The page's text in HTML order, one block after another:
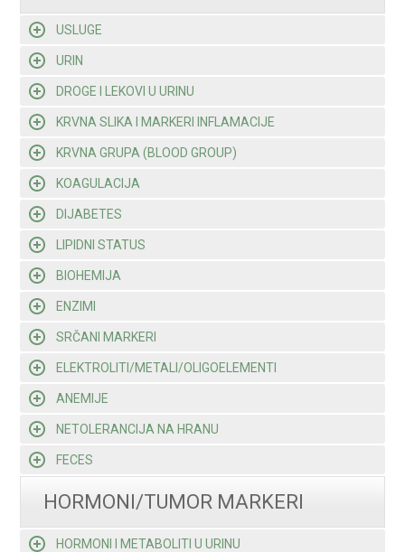
USLUGE
URIN
DROGE I LEKOVI U URINU
KRVNA SLIKA I MARKERI INFLAMACIJE
KRVNA GRUPA (BLOOD GROUP)
KOAGULACIJA
DIJABETES
LIPIDNI STATUS
BIOHEMIJA
ENZIMI
SRČANI MARKERI
ELEKTROLITI/METALI/OLIGOELEMENTI
ANEMIJE
NETOLERANCIJA NA HRANU
FECES
HORMONI/TUMOR MARKERI
HORMONI I METABOLITI U URINU